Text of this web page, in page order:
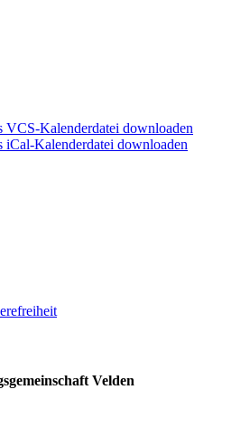
VCS-Kalenderdatei downloaden
iCal-Kalenderdatei downloaden
Velden